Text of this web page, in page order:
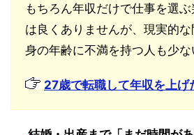
もちろん年収だけで仕事を選
は良くありませんが、現実的
身の年齢に不満を持つ人も少な
27歳で転職して年収を上げ